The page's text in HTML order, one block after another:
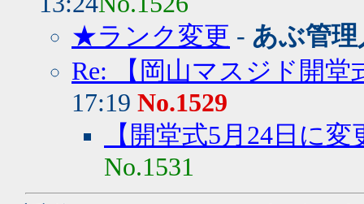
★ランク変更 - あぶ管理
Re: 【岡山マスジド開堂
17:19 No.1529
【開堂式5月24日に変
No.1531